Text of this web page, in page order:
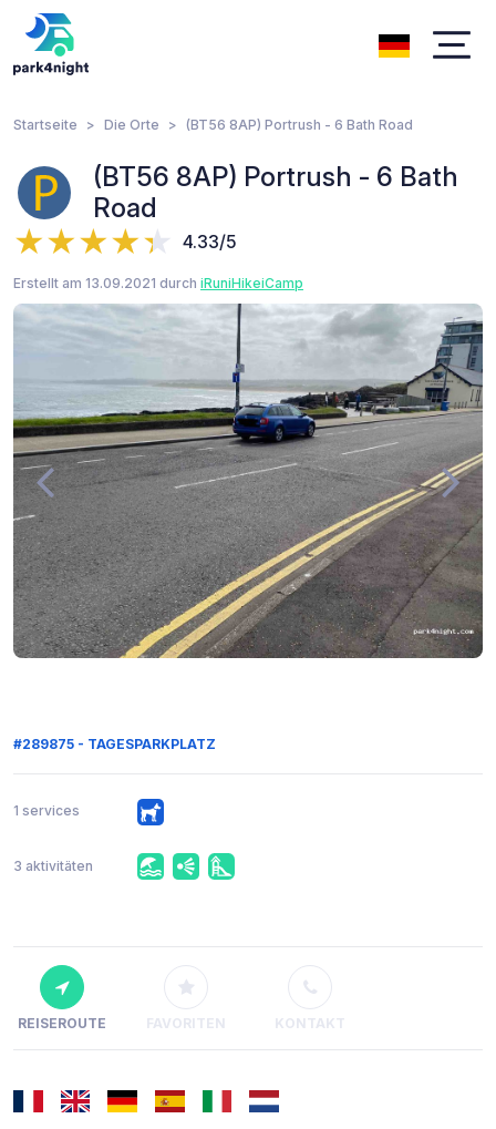
Startseite Die Orte (BT56 8AP) Portrush - 6 Bath Road
(BT56 8AP) Portrush - 6 Bath
Road
4.33/5
Erstellt am 13.09.2021 durch iRuniHikeiCamp
#289875 - TAGESPARKPLATZ
1 services
3 aktivitäten
REISEROUTE FAVORITEN KONTAKT